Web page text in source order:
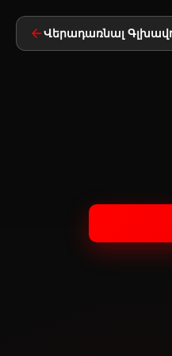
Վերադառնալ